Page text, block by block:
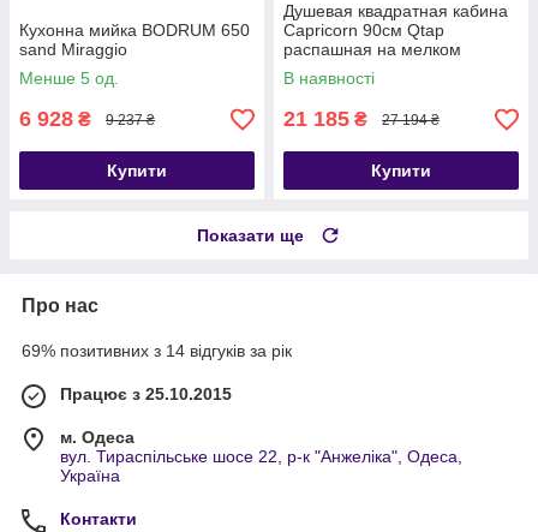
Кухонна мийка BODRUM 650
sand Miraggio
Менше 5 од.
6 928 ₴ 9 237 ₴
Купити
Душевая квадратная кабина
Capricorn 90см Qtap
распашная на мелком
поддоне с прозрачным
стеклом
В наявності
21 185 ₴ 27 194 ₴
Купити
Показати ще
Про нас
69% позитивних з 14 відгуків за рік
Працює з 25.10.2015
м. Одеса
вул. Тираспільське шосе 22, р-к "Анжеліка", Одеса,
Україна
Контакти